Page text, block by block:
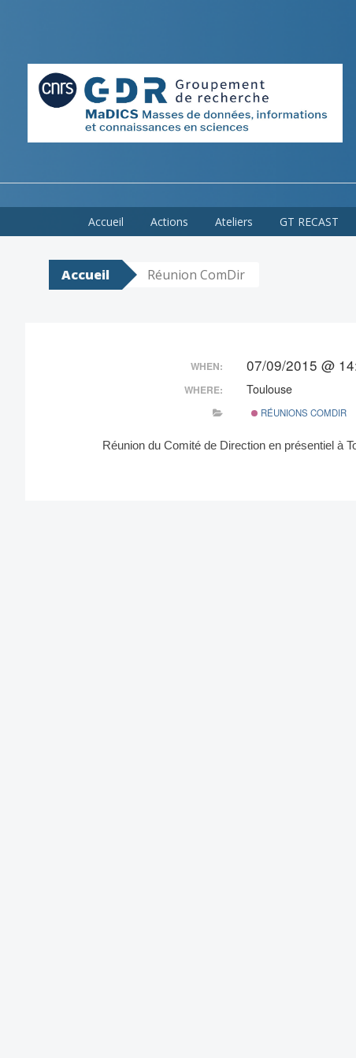
to
Accueil Actions Ateliers GT RECAST
Accueil Réunion ComDir
WHEN: 07/09/2015 @
WHERE: Toulouse
RÉUNIONS COMDIR
Réunion du Comité de Direction en présentiel à